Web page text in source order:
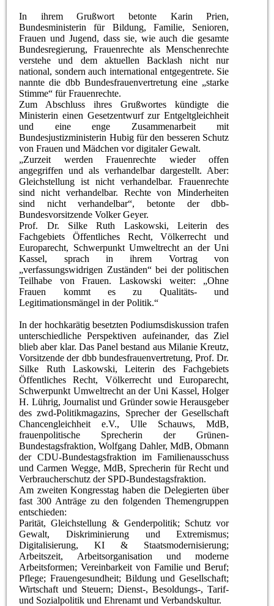
In ihrem Grußwort betonte Karin Prien,
Bundesministerin für Bildung, Familie, Senioren,
Frauen und Jugend, dass sie, wie auch die gesamte
Bundesregierung, Frauenrechte als Menschenrechte
verstehe und dem aktuellen Backlash nicht nur
national, sondern auch international entgegentrete. Sie
nannte die dbb Bundesfrauenvertretung eine „starke
Stimme“ für Frauenrechte.
Zum Abschluss ihres Grußwortes kündigte die
Ministerin einen Gesetzentwurf zur Entgeltgleichheit
und eine enge Zusammenarbeit mit
Bundesjustizministerin Hubig für den besseren Schutz
von Frauen und Mädchen vor digitaler Gewalt.
„Zurzeit werden Frauenrechte wieder offen
angegriffen und als verhandelbar dargestellt. Aber:
Gleichstellung ist nicht verhandelbar. Frauenrechte
sind nicht verhandelbar. Rechte von Minderheiten
sind nicht verhandelbar“, betonte der dbb-
Bundesvorsitzende Volker Geyer.
Prof. Dr. Silke Ruth Laskowski, Leiterin des
Fachgebiets Öffentliches Recht, Völkerrecht und
Europarecht, Schwerpunkt Umweltrecht an der Uni
Kassel, sprach in ihrem Vortrag von
„verfassungswidrigen Zuständen“ bei der politischen
Teilhabe von Frauen. Laskowski weiter: „Ohne
Frauen kommt es zu Qualitäts- und
Legitimationsmängel in der Politik.“
In der hochkarätig besetzten Podiumsdiskussion trafen
unterschiedliche Perspektiven aufeinander, das Ziel
blieb aber klar. Das Panel bestand aus Milanie Kreutz,
Vorsitzende der dbb bundesfrauenvertretung, Prof. Dr.
Silke Ruth Laskowski, Leiterin des Fachgebiets
Öffentliches Recht, Völkerrecht und Europarecht,
Schwerpunkt Umweltrecht an der Uni Kassel, Holger
H. Lührig, Journalist und Gründer sowie Herausgeber
des zwd-Politikmagazins, Sprecher der Gesellschaft
Chancengleichheit e.V., Ulle Schauws, MdB,
frauenpolitische Sprecherin der Grünen-
Bundestagsfraktion, Wolfgang Dahler, MdB, Obmann
der CDU-Bundestagsfraktion im Familienausschuss
und Carmen Wegge, MdB, Sprecherin für Recht und
Verbraucherschutz der SPD-Bundestagsfraktion.
Am zweiten Kongresstag haben die Delegierten über
fast 300 Anträge zu den folgenden Themengruppen
entschieden:
Parität, Gleichstellung & Genderpolitik; Schutz vor
Gewalt, Diskriminierung und Extremismus;
Digitalisierung, KI & Staatsmodernisierung;
Arbeitszeit, Arbeitsorganisation und moderne
Arbeitsformen; Vereinbarkeit von Familie und Beruf;
Pflege; Frauengesundheit; Bildung und Gesellschaft;
Wirtschaft und Steuern; Dienst-, Besoldungs-, Tarif-
und Sozialpolitik und Ehrenamt und Verbandskultur.